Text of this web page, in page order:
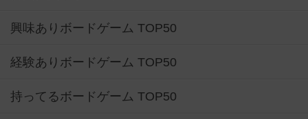
興味ありボードゲーム TOP50
経験ありボードゲーム TOP50
持ってるボードゲーム TOP50